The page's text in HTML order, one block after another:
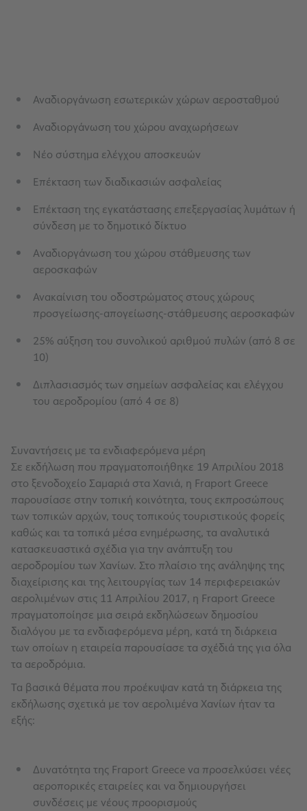
Αναδιοργάνωση εσωτερικών χώρων αεροσταθμού
Αναδιοργάνωση του χώρου αναχωρήσεων
Νέο σύστημα ελέγχου αποσκευών
Επέκταση των διαδικασιών ασφαλείας
Επέκταση της εγκατάστασης επεξεργασίας λυμάτων ή
σύνδεση με το δημοτικό δίκτυο
Aναδιοργάνωση του χώρου στάθμευσης των
αεροσκαφών
Ανακαίνιση του οδοστρώματος στους χώρους
προσγείωσης-απογείωσης-στάθμευσης αεροσκαφών
25% αύξηση του συνολικού αριθμού πυλών (από 8 σε
10)
Διπλασιασμός των σημείων ασφαλείας και ελέγχου
του αεροδρομίου (από 4 σε 8)
Συναντήσεις με τα ενδιαφερόμενα μέρη
Σε εκδήλωση που πραγματοποιήθηκε 19 Απριλίου 2018
στο ξενοδοχείο Σαμαριά στα Χανιά, η Fraport Greece
παρουσίασε στην τοπική κοινότητα, τους εκπροσώπους
των τοπικών αρχών, τους τοπικούς τουριστικούς φορείς
καθώς και τα τοπικά μέσα ενημέρωσης, τα αναλυτικά
κατασκευαστικά σχέδια για την ανάπτυξη του
αεροδρομίου των Χανίων. Στο πλαίσιο της ανάληψης της
διαχείρισης και της λειτουργίας των 14 περιφερειακών
αερολιμένων στις 11 Απριλίου 2017, η Fraport Greece
πραγματοποίησε μια σειρά εκδηλώσεων δημοσίου
διαλόγου με τα ενδιαφερόμενα μέρη, κατά τη διάρκεια
των οποίων η εταιρεία παρουσίασε τα σχέδιά της για όλα
τα αεροδρόμια.
Τα βασικά θέματα που προέκυψαν κατά τη διάρκεια της
εκδήλωσης σχετικά με τον αερολιμένα Χανίων ήταν τα
εξής:
Δυνατότητα της Fraport Greece να προσελκύσει νέες
αεροπορικές εταιρείες και να δημιουργήσει
συνδέσεις με νέους προορισμούς